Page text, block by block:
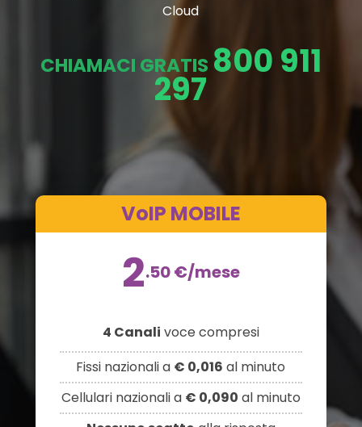
Cloud
CHIAMACI GRATIS 800 911
297
VoIP MOBILE
2.50€/mese
4 Canali voce compresi
Fissi nazionali a € 0,016 al minuto
Cellulari nazionali a € 0,090 al minuto